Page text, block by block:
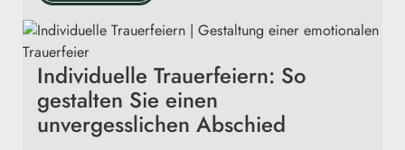
Individuelle Trauerfeiern: So
gestalten Sie einen
unvergesslichen Abschied